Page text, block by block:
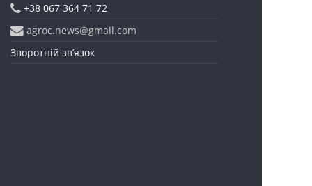
+38 067 364 71 72
agroc.news@gmail.com
Зворотній зв’язок